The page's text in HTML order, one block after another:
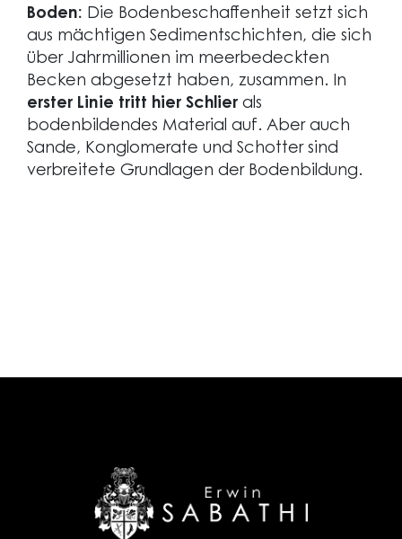
Boden: Die Bodenbeschaffenheit setzt sich
aus mächtigen Sedimentschichten, die sich
über Jahrmillionen im meerbedeckten
Becken abgesetzt haben, zusammen. In
erster Linie tritt hier Schlier als
bodenbildendes Material auf. Aber auch
Sande, Konglomerate und Schotter sind
verbreitete Grundlagen der Bodenbildung.